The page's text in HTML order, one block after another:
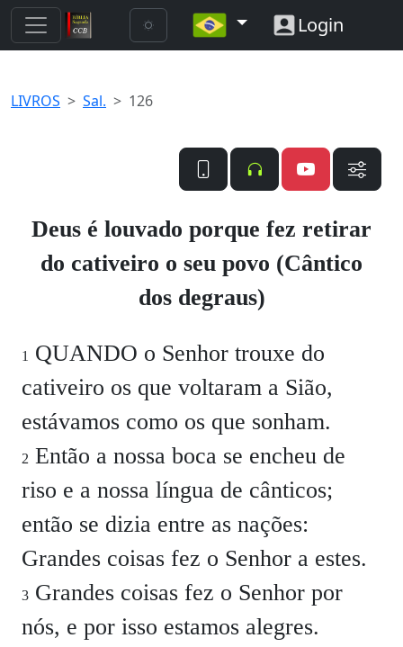
Login
LIVROS Sal. 126
Deus é louvado porque fez retirar
do cativeiro o seu povo (Cântico
dos degraus)
1
QUANDO o Senhor trouxe do
cativeiro os que voltaram a Sião,
estávamos como os que sonham.
2 Então a nossa boca se encheu de
riso e a nossa língua de cânticos;
então se dizia entre as nações:
Grandes coisas fez o Senhor a estes.
3 Grandes coisas fez o Senhor por
nós, e por isso estamos alegres.